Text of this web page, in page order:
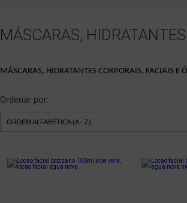
MÁSCARAS,
MÁSCARAS, HIDRATANTES CORPORAIS, FACIAIS E
Ordenar por: